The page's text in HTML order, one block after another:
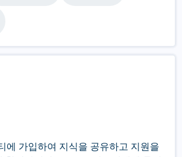
에 가입하여 지식을 공유하고 지원을